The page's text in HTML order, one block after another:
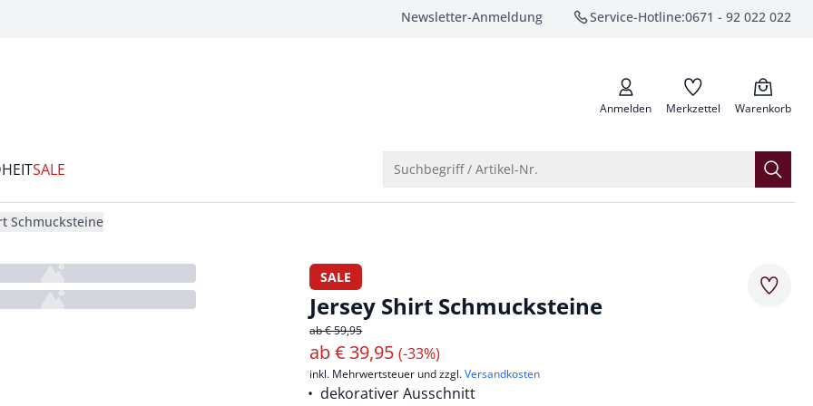
Newsletter-Anmeldung Service-Hotline:0671 - 92 022 022
anrufen
Anmelden Merkzettel Warenkorb
SALE Suchbegriff / Artikel-Nr.
Schmucksteine
SALE
Jersey Shirt Schmucksteine
ab € 59,95
ab€ 39,95(-33%)
inkl. Mehrwertsteuer und zzgl.Versandkosten
dekorativer Ausschnitt